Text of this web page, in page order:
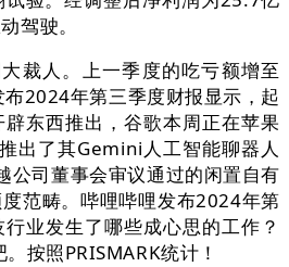
驾驶。
人。上一季度的吃亏额增至
2024年第三季度财报显示，起
东西推出，谷歌本周正在苹果
出了其Gemini人工智能聊器人
公司董事会审议通过的闲置自有
范畴。哔哩哔哩发布2024年第
业发生了哪些成心思的工作？
按照PRISMARK统计！